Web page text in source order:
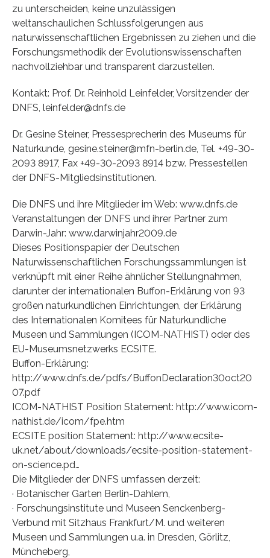
zu unterscheiden, keine unzulässigen
weltanschaulichen Schlussfolgerungen aus
naturwissenschaftlichen Ergebnissen zu ziehen und die
Forschungsmethodik der Evolutionswissenschaften
nachvollziehbar und transparent darzustellen.
Kontakt: Prof. Dr. Reinhold Leinfelder, Vorsitzender der
DNFS, leinfelder@dnfs.de
Dr. Gesine Steiner, Pressesprecherin des Museums für
Naturkunde, gesine.steiner@mfn-berlin.de, Tel. +49-30-
2093 8917, Fax +49-30-2093 8914 bzw. Pressestellen
der DNFS-Mitgliedsinstitutionen.
Die DNFS und ihre Mitglieder im Web: www.dnfs.de
Veranstaltungen der DNFS und ihrer Partner zum
Darwin-Jahr: www.darwinjahr2009.de
Dieses Positionspapier der Deutschen
Naturwissenschaftlichen Forschungssammlungen ist
verknüpft mit einer Reihe ähnlicher Stellungnahmen,
darunter der internationalen Buffon-Erklärung von 93
großen naturkundlichen Einrichtungen, der Erklärung
des Internationalen Komitees für Naturkundliche
Museen und Sammlungen (ICOM-NATHIST) oder des
EU-Museumsnetzwerks ECSITE.
Buffon-Erklärung:
http://www.dnfs.de/pdfs/BuffonDeclaration30oct20
07.pdf
ICOM-NATHIST Position Statement: http://www.icom-
nathist.de/icom/fpe.htm
ECSITE position Statement: http://www.ecsite-
uk.net/about/downloads/ecsite-position-statement-
on-science.pd…
Die Mitglieder der DNFS umfassen derzeit:
· Botanischer Garten Berlin-Dahlem,
· Forschungsinstitute und Museen Senckenberg-
Verbund mit Sitzhaus Frankfurt/M. und weiteren
Museen und Sammlungen u.a. in Dresden, Görlitz,
Müncheberg,